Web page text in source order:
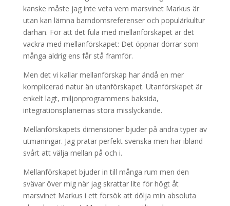
kanske måste jag inte veta vem marsvinet Markus är
utan kan lämna barndomsreferenser och populärkultur
därhän. För att det fula med mellanförskapet är det
vackra med mellanförskapet: Det öppnar dörrar som
många aldrig ens får stå framför.
Men det vi kallar mellanförskap har ändå en mer
komplicerad natur än utanförskapet. Utanförskapet är
enkelt lagt, miljonprogrammens baksida,
integrationsplanernas stora misslyckande.
Mellanförskapets dimensioner bjuder på andra typer av
utmaningar. Jag pratar perfekt svenska men har ibland
svårt att välja mellan på och i.
Mellanförskapet bjuder in till många rum men den
svävar över mig när jag skrattar lite för högt åt
marsvinet Markus i ett försök att dölja min absoluta